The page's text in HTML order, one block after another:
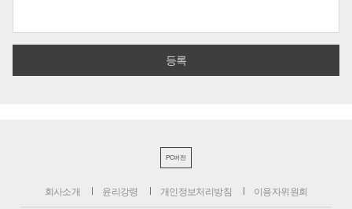
PC버전
회사소개 윤리강령 개인정보처리방침 이용자위원회